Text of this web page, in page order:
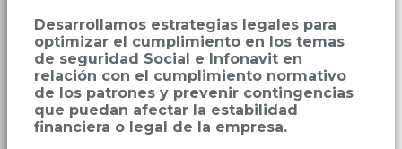
Desarrollamos estrategias legales para
optimizar el cumplimiento en los temas
de seguridad Social e Infonavit en
relación con el cumplimiento normativo
de los patrones y prevenir contingencias
que puedan afectar la estabilidad
financiera o legal de la empresa.